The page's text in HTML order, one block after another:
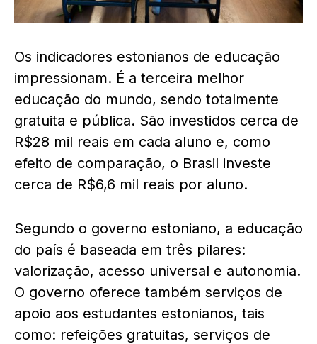
Os indicadores estonianos de educação
impressionam. É a terceira melhor
educação do mundo, sendo totalmente
gratuita e pública. São investidos cerca de
R$28 mil reais em cada aluno e, como
efeito de comparação, o Brasil investe
cerca de R$6,6 mil reais por aluno.
Segundo o governo estoniano, a educação
do país é baseada em três pilares:
valorização, acesso universal e autonomia.
O governo oferece também serviços de
apoio aos estudantes estonianos, tais
como: refeições gratuitas, serviços de